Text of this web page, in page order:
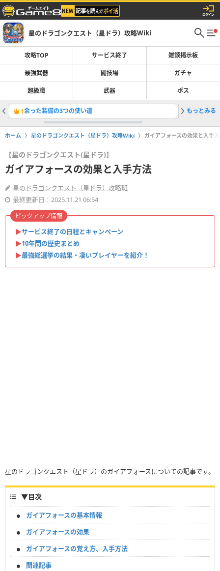
星のドラゴンクエスト（星ドラ）攻略Wiki
攻略TOP サービス終了 雑談掲示板
最強武器 闘技場 ガチャ
超級職 武器 ボス
1余った装備の3つの使い道 2「ザバ
もっとみる
ホーム 星のドラゴンクエスト（星ドラ）攻略Wiki ガイアフォースの効果と入手
【星のドラゴンクエスト(星ドラ)】
ガイアフォースの効果と入手方法
星のドラゴンクエスト（星ドラ）攻略班
最終更新日：2025.11.21 06:54
▶︎サービス終了の日程とキャンペーン
▶︎10年間の歴史まとめ
▶︎最強総選挙の結果・凄いプレイヤーを紹介！
ピックアップ情報
星のドラゴンクエスト（星ドラ）のガイアフォースについての記事です。
▼目次
ガイアフォースの基本情報
ガイアフォースの効果
ガイアフォースの覚え方、入手方法
関連記事